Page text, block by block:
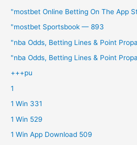
"‎mostbet Online Betting On The App
"mostbet Sportsbook — 893
"nba Odds, Betting Lines & Point
"nba Odds, Betting Lines & Point
+++pu
1
1 Win 331
1 Win 529
1 Win App Download 509